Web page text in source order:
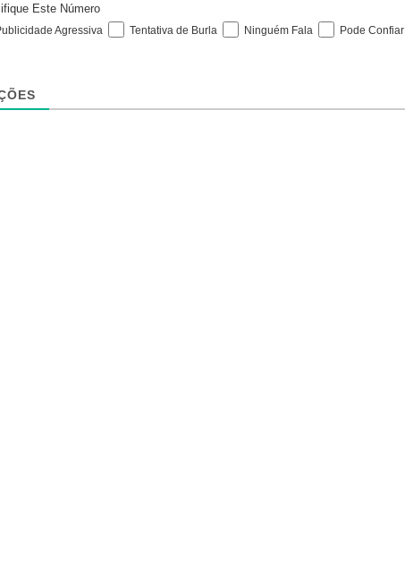
l
Este Número
Agressiva Tentativa de Burla Ninguém Fala Pode Confiar